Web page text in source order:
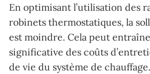
En optimisant l’utilisation des
robinets thermostatiques, la
est moindre. Cela peut
significative des coûts
de vie du système de chauffage.